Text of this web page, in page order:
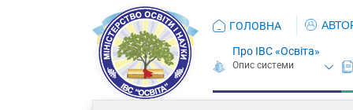
ГОЛОВНА
Про ІВС «Освіта»